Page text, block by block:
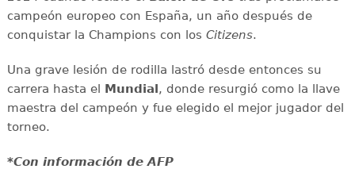
campeón europeo con España, un año después de
conquistar la Champions con los Citizens.
Una grave lesión de rodilla lastró desde entonces su
carrera hasta el Mundial, donde resurgió como la llave
maestra del campeón y fue elegido el mejor jugador del
torneo.
*Con información de AFP